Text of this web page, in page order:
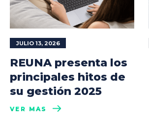
JULIO 13, 2026
REUNA presenta los
principales hitos de
su gestión 2025
VER MÁS